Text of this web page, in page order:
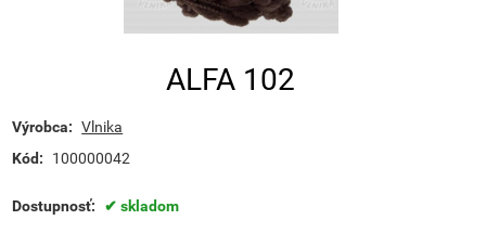
ALFA 102
Výrobca: Vlnika
Kód:
100000042
Dostupnosť: skladom